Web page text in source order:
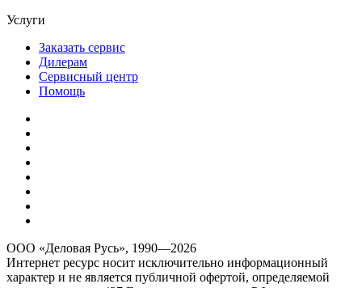
Услуги
Заказать сервис
Дилерам
Сервисный центр
Помощь
ООО «Деловая Русь», 1990—2026
Интернет ресурс носит исключительно информационный
характер и не является публичной офертой, определяемой